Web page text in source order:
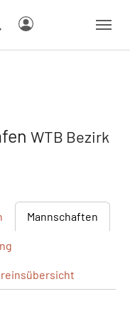
WTB Bezirk
Mannschaften